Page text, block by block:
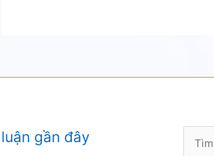
giữa
gần đây
kiếm: